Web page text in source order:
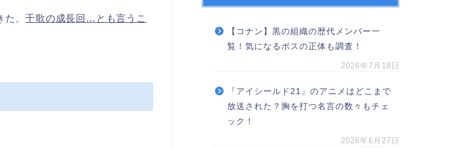
た、千歌の成長回…とも言うこ
【コナン】黒の組織の歴代メンバー一
覧！気になるボスの正体も調査！
2026年7月18日
『アイシールド21』のアニメはどこまで
放送された？胸を打つ名言の数々もチェ
ック！
2026年6月27日